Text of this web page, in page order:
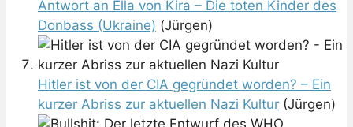
Antwort an Ella von Kira – Die toten Kinder des
Donbass (Ukraine) (Jürgen)
Hitler ist von der CIA gegründet worden? – Ein
kurzer Abriss zur aktuellen Nazi Kultur (Jürgen)